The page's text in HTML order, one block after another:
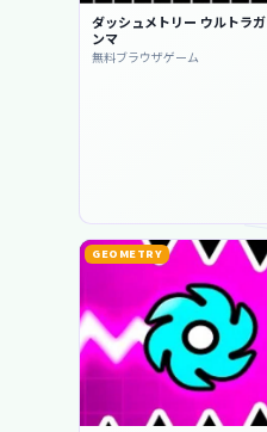
ダッシュメトリー ウルトラガ
ンマ
無料ブラウザゲーム
GEOMETRY